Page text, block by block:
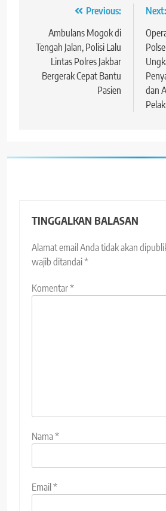
Navigasi
pos
Previous:
Ambulans Mogok di
Tengah Jalan, Polisi Lalu
Lintas Polres Jakbar
Bergerak Cepat Bantu
Pasien
Next:
dan
TINGGALKAN BALASAN
Alamat email Anda tidak akan
wajib ditandai*
Komentar*
Nama*
Email*